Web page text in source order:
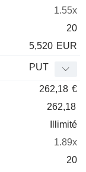
1.55x
20
5,520 EUR
PUT
262,18 €
262,18
Illimité
1.89x
20